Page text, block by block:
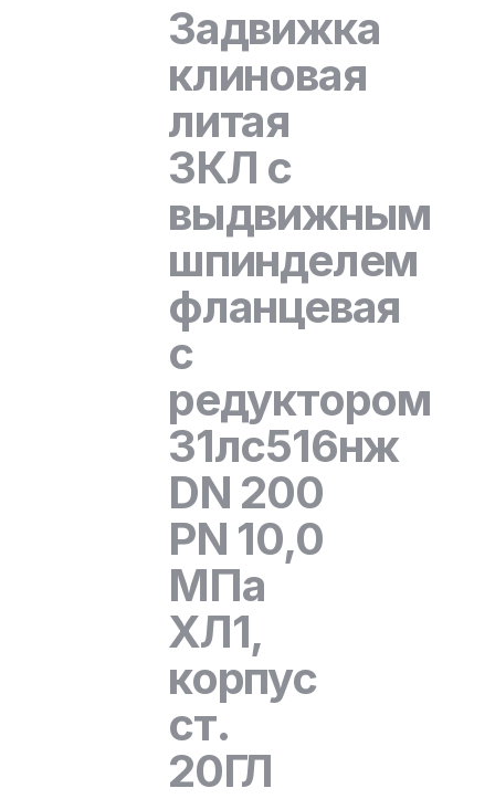
Задвижка
клиновая
литая
ЗКЛ с
выдвижным
шпинделем
фланцевая
с
редуктором
31лс516нж
DN 200
PN 10,0
МПа
ХЛ1,
корпус
ст.
20ГЛ